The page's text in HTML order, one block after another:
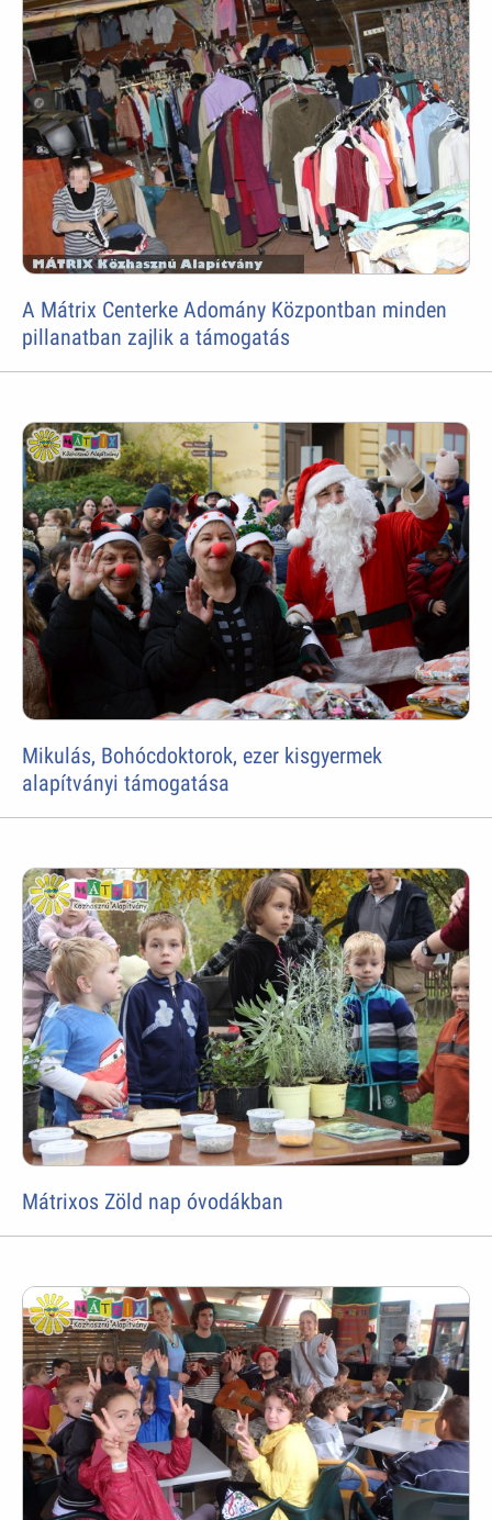
A Mátrix Centerke Adomány Központban minden
pillanatban zajlik a támogatás
Mikulás, Bohócdoktorok, ezer kisgyermek
alapítványi támogatása
Mátrixos Zöld nap óvodákban